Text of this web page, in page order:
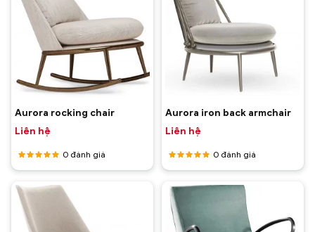
Aurora rocking chair
Liên hệ
Được
xếp hạng
55 sao
0 đánh giá
Aurora iron back armchair
Liên hệ
Được
xếp hạng
55 sao
0 đánh giá